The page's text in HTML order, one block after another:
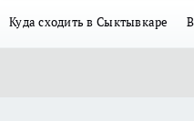
Куда сходить в Сыктывкаре